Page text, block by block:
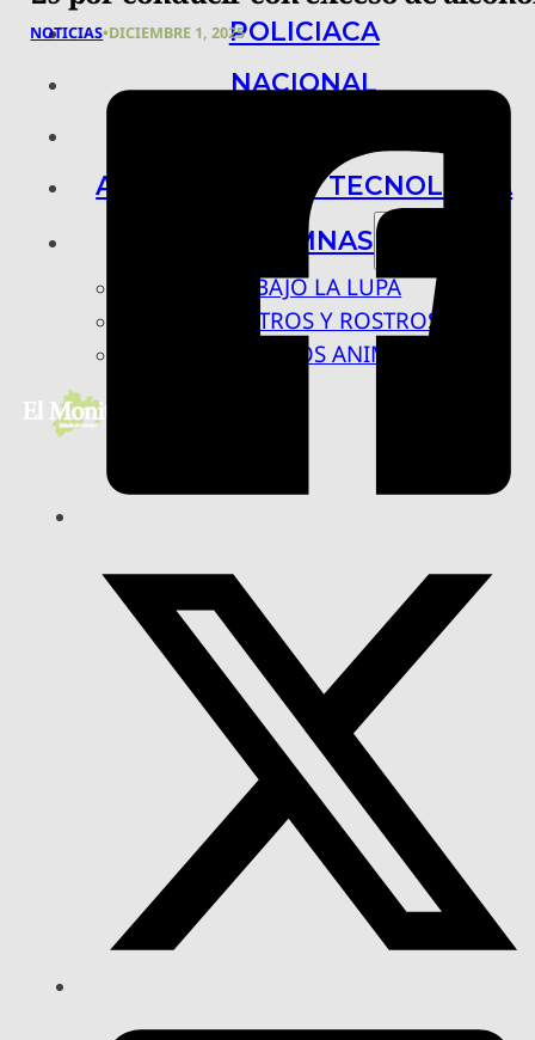
POLICIACA
NACIONAL
ARTE, CIENCIA Y TECNOLOGÍA
COLUMNAS
BAJO LA LUPA
RASTROS Y ROSTROS
VÍNCULOS ANIMALES
NOTICIAS•DICIEMBRE 1, 2025